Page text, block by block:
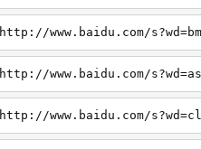
http://www.baidu.com/
http://www.baidu.com/
http://www.baidu.com/